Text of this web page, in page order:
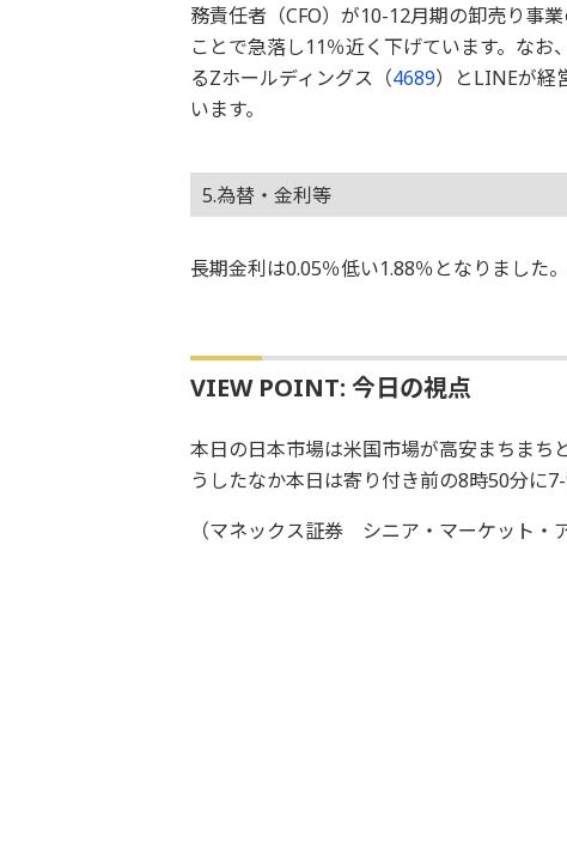
務責任者（CFO）が10-12月期の卸売り事
ことで急落し11％近く下げています。なお
るZホールディングス（4689）とLINEが経
います。
5.為替・金利等
長期金利は0.05％低い1.88％となりました
VIEW POINT: 今日の視点
本日の日本市場は米国市場が高安まちまち
うしたなか本日は寄り付き前の8時50分に
（マネックス証券 シニア・マーケット・